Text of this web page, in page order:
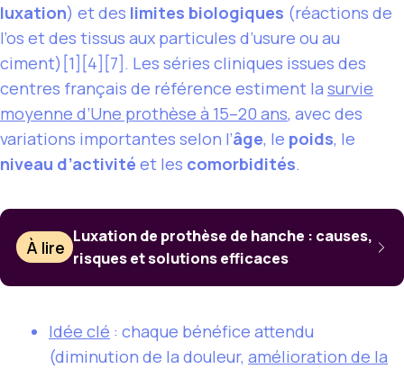
luxation) et des limites biologiques (réactions de
l’os et des tissus aux particules d’usure ou au
ciment)[1][4][7]. Les séries cliniques issues des
centres français de référence estiment la survie
moyenne d’Une prothèse à 15–20 ans, avec des
variations importantes selon l’âge, le poids, le
niveau d’activité et les comorbidités.
À lire
Luxation de prothèse de hanche : causes,
risques et solutions efficaces
Idée clé : chaque bénéfice attendu
(diminution de la douleur, amélioration de la